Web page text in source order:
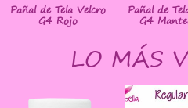
Pañal de Tela Velcro
G4 Rojo
Pañal de
G4
LO MÁS